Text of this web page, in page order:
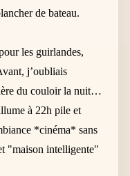
de bateau.
les guirlandes,
j’oubliais
du couloir la nuit…
à 22h pile et
*cinéma* sans
"maison intelligente"